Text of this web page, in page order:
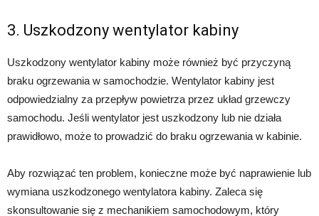
3. Uszkodzony wentylator kabiny
Uszkodzony wentylator kabiny może również być przyczyną
braku ogrzewania w samochodzie. Wentylator kabiny jest
odpowiedzialny za przepływ powietrza przez układ grzewczy
samochodu. Jeśli wentylator jest uszkodzony lub nie działa
prawidłowo, może to prowadzić do braku ogrzewania w kabinie.
Aby rozwiązać ten problem, konieczne może być naprawienie lub
wymiana uszkodzonego wentylatora kabiny. Zaleca się
skonsultowanie się z mechanikiem samochodowym, który